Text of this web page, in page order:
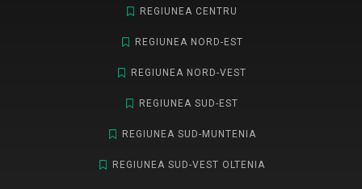
REGIUNEA CENTRU
REGIUNEA NORD-EST
REGIUNEA NORD-VEST
REGIUNEA SUD-EST
REGIUNEA SUD-MUNTENIA
REGIUNEA SUD-VEST OLTENIA